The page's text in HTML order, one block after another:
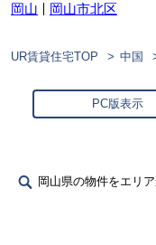
岡山
岡山市北区
UR賃貸住宅TOP 中国
PC版表示
岡山県の物件をエリ